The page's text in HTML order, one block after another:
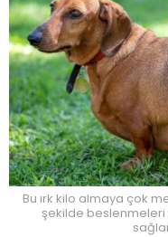
Bu ırk kilo almaya çok
şekilde beslenmeleri